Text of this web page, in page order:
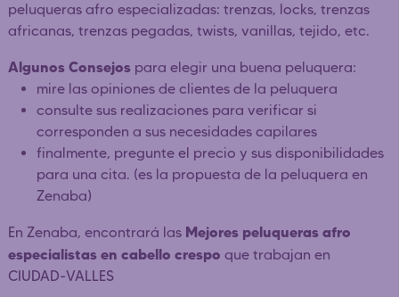
peluqueras afro especializadas: trenzas, locks, trenzas
africanas, trenzas pegadas, twists, vanillas, tejido, etc.
Algunos Consejos para elegir una buena peluquera:
mire las opiniones de clientes de la peluquera
consulte sus realizaciones para verificar si
corresponden a sus necesidades capilares
finalmente, pregunte el precio y sus disponibilidades
para una cita. (es la propuesta de la peluquera en
Zenaba)
En Zenaba, encontrará las Mejores peluqueras afro
especialistas en cabello crespo que trabajan en
CIUDAD-VALLES